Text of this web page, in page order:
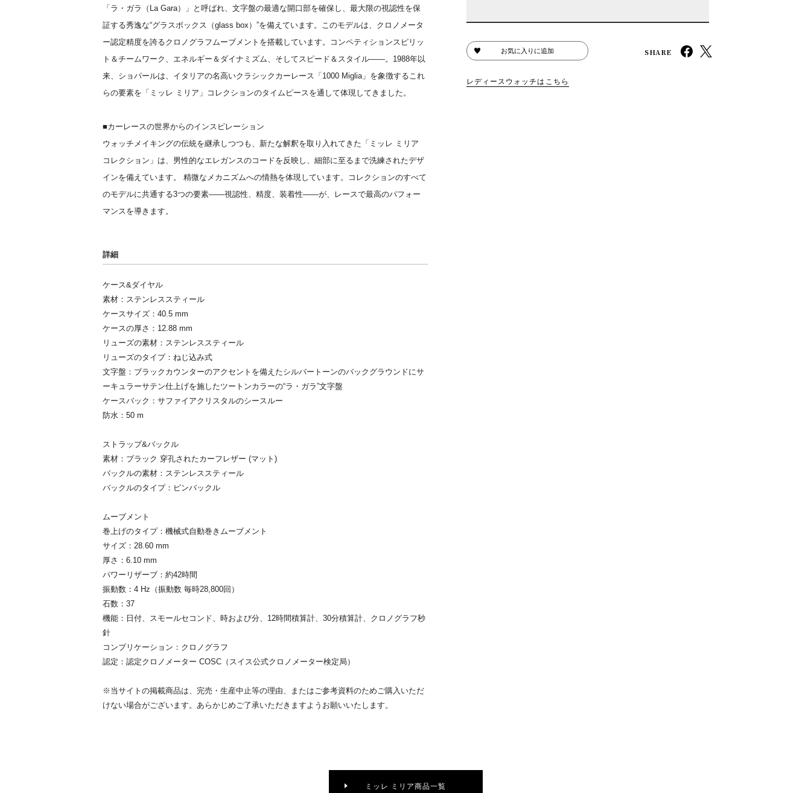
「ラ・ガラ（La Gara）」と呼ばれ、文字盤の最適な開口部を確保し、最大限の視認性を保
証する秀逸な“グラスボックス（glass box）”を備えています。このモデルは、クロノメータ
ー認定精度を誇るクロノグラフムーブメントを搭載しています。コンペティションスピリッ
ト＆チームワーク、エネルギー＆ダイナミズム、そしてスピード＆スタイル――。1988年以
来、ショパールは、イタリアの名高いクラシックカーレース「1000 Miglia」を象徴するこれ
らの要素を「ミッレ ミリア」コレクションのタイムピースを通して体現してきました。
■カーレースの世界からのインスピレーション
ウォッチメイキングの伝統を継承しつつも、新たな解釈を取り入れてきた「ミッレ ミリア
コレクション」は、男性的なエレガンスのコードを反映し、細部に至るまで洗練されたデザ
インを備えています。 精微なメカニズムへの情熱を体現しています。コレクションのすべて
のモデルに共通する3つの要素――視認性、精度、装着性――が、レースで最高のパフォー
マンスを導きます。
詳細
ケース&ダイヤル
素材：ステンレススティール
ケースサイズ：40.5 mm
ケースの厚さ：12.88 mm
リューズの素材：ステンレススティール
リューズのタイプ：ねじ込み式
文字盤：ブラックカウンターのアクセントを備えたシルバートーンのバックグラウンドにサ
ーキュラーサテン仕上げを施したツートンカラーの“ラ・ガラ”文字盤
ケースバック：サファイアクリスタルのシースルー
防水：50 m
ストラップ&バックル
素材：ブラック 穿孔されたカーフレザー (マット)
バックルの素材：ステンレススティール
バックルのタイプ：ピンバックル
ムーブメント
巻上げのタイプ：機械式自動巻きムーブメント
サイズ：28.60 mm
厚さ：6.10 mm
パワーリザーブ：約42時間
振動数：4 Hz（振動数 毎時28,800回）
石数：37
機能：日付、スモールセコンド、時および分、12時間積算計、30分積算計、クロノグラフ秒
針
コンプリケーション：クロノグラフ
認定：認定クロノメーター COSC（スイス公式クロノメーター検定局）
※当サイトの掲載商品は、完売・生産中止等の理由、またはご参考資料のためご購入いただ
けない場合がございます。あらかじめご了承いただきますようお願いいたします。
お気に入りに追加 SHARE
レディースウォッチはこちら
ミッレ ミリア商品一覧